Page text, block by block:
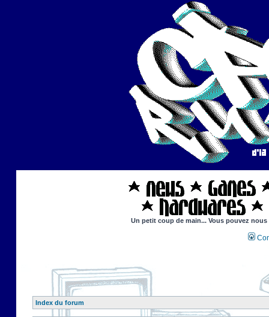
Un petit coup de main... Vous pouvez
Index du forum